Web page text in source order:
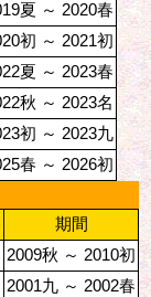
夏 ～ 2020春
初 ～ 2021初
夏 ～ 2023春
秋 ～ 2023名
初 ～ 2023九
春 ～ 2026初
期間
2009秋 ～ 2010初
2001九 ～ 2002春